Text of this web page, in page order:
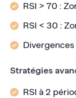
RSI > 70 :
RSI < 30 :
Stratégies
RSI à 2